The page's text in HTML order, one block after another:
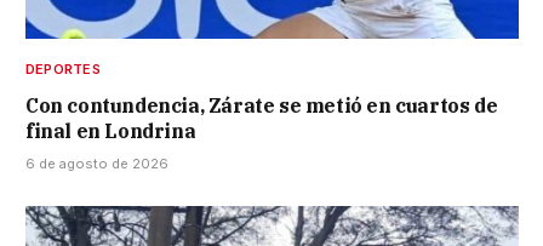
DEPORTES
Con contundencia, Zárate se metió en cuartos de
final en Londrina
6 de agosto de 2026